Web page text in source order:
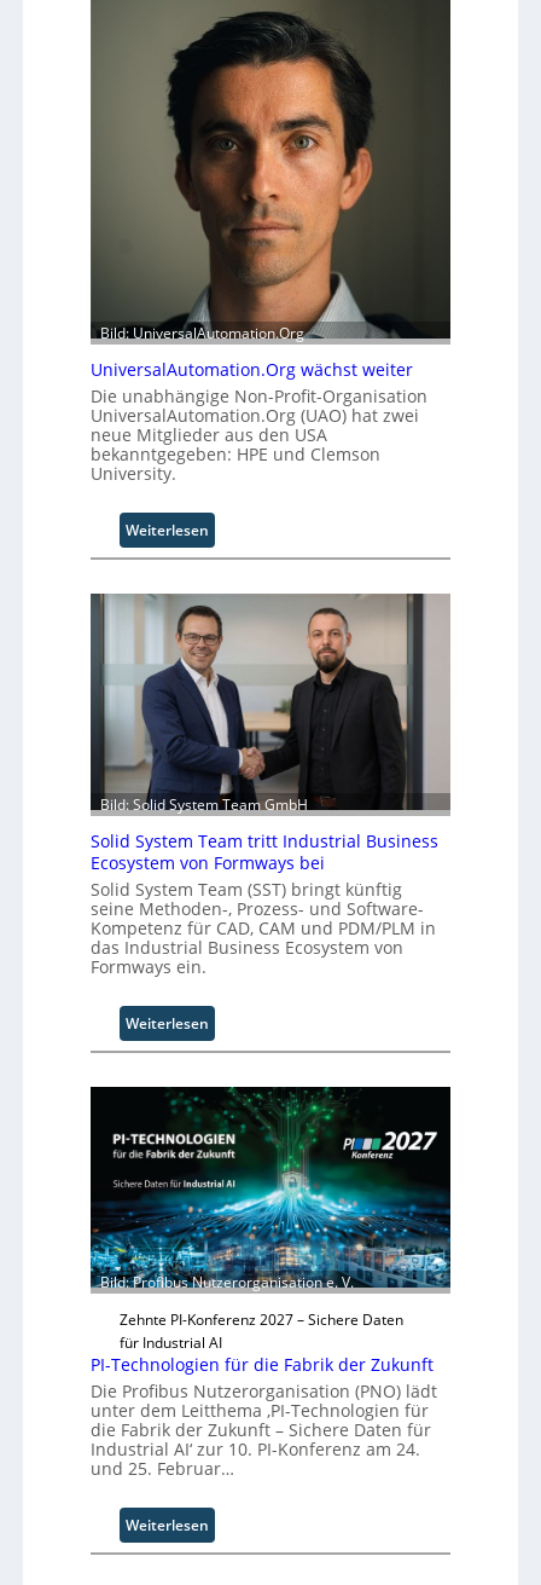
o
m
s
i
o
s
a
r
t
e
t
B
i
e
t
r
e
f
a
h
r
e
n
f
ü
d
e
n
i
g
a
t
r
y
-
A
u
s
b
a
u
Bild: UniversalAutomation.Org
UniversalAutomation.Org wächst weiter
Die unabhängige Non-Profit-Organisation
UniversalAutomation.Org (UAO) hat zwei
neue Mitglieder aus den USA
bekanntgegeben: HPE und Clemson
University.
Weiterlesen
U
i
v
e
r
s
a
l
A
u
t
m
a
t
i
o
O
r
g
h
t
w
e
i
t
e
r
Bild: Solid System Team GmbH
Solid System Team tritt Industrial Business
Ecosystem von Formways bei
Solid System Team (SST) bringt künftig
seine Methoden-, Prozess- und Software-
Kompetenz für CAD, CAM und PDM/PLM in
das Industrial Business Ecosystem von
Formways ein.
Weiterlesen
S
l
i
d
S
y
s
t
e
m
T
e
a
m
t
r
i
t
t
I
d
Bild: Profibus Nutzerorganisation e. V.
Zehnte PI-Konferenz 2027 – Sichere Daten
für Industrial AI
PI-Technologien für die Fabrik der Zukunft
Die Profibus Nutzerorganisation (PNO) lädt
unter dem Leitthema ‚PI-Technologien für
die Fabrik der Zukunft – Sichere Daten für
Industrial AI‘ zur 10. PI-Konferenz am 24.
und 25. Februar…
Weiterlesen
P